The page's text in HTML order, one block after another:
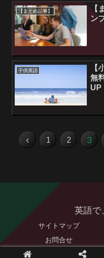
【まとめ記事】
【
ン
子供英語
【
無
UP
1 2 3
英語で
サイトマップ
お問合せ